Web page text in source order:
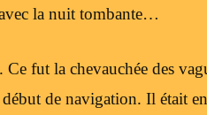
la nuit tombante…
fut la chevauchée des
de navigation. Il était